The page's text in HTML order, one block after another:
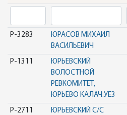
Р-3283
ЮРАСОВ МИХАИЛ
ВАСИЛЬЕВИЧ
Р-1311
ЮРЬЕВСКИЙ
ВОЛОСТНОЙ
РЕВКОМИТЕТ,
ЮРЬЕВО КАЛАЧ.УЕЗ
Р-2711
ЮРЬЕВСКИЙ С/С